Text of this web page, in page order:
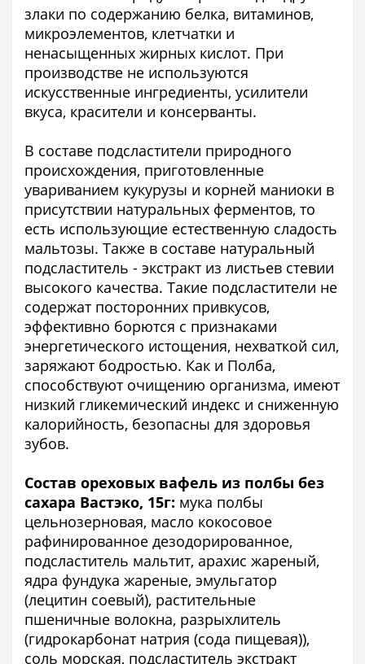
злаки по содержанию белка, витаминов,
микроэлементов, клетчатки и
ненасыщенных жирных кислот. При
производстве не используются
искусственные ингредиенты, усилители
вкуса, красители и консерванты.
В составе подсластители природного
происхождения, приготовленные
увариванием кукурузы и корней маниоки в
присутствии натуральных ферментов, то
есть использующие естественную сладость
мальтозы. Также в составе натуральный
подсластитель - экстракт из листьев стевии
высокого качества. Такие подсластители не
содержат посторонних привкусов,
эффективно борются с признаками
энергетического истощения, нехваткой сил,
заряжают бодростью. Как и Полба,
способствуют очищению организма, имеют
низкий гликемический индекс и сниженную
калорийность, безопасны для здоровья
зубов.
Состав ореховых вафель из полбы без
сахара Вастэко, 15г: мука полбы
цельнозерновая, масло кокосовое
рафинированное дезодорированное,
подсластитель мальтит, арахис жареный,
ядра фундука жареные, эмульгатор
(лецитин соевый), растительные
пшеничные волокна, разрыхлитель
(гидрокарбонат натрия (сода пищевая)),
соль морская, подсластитель экстракт